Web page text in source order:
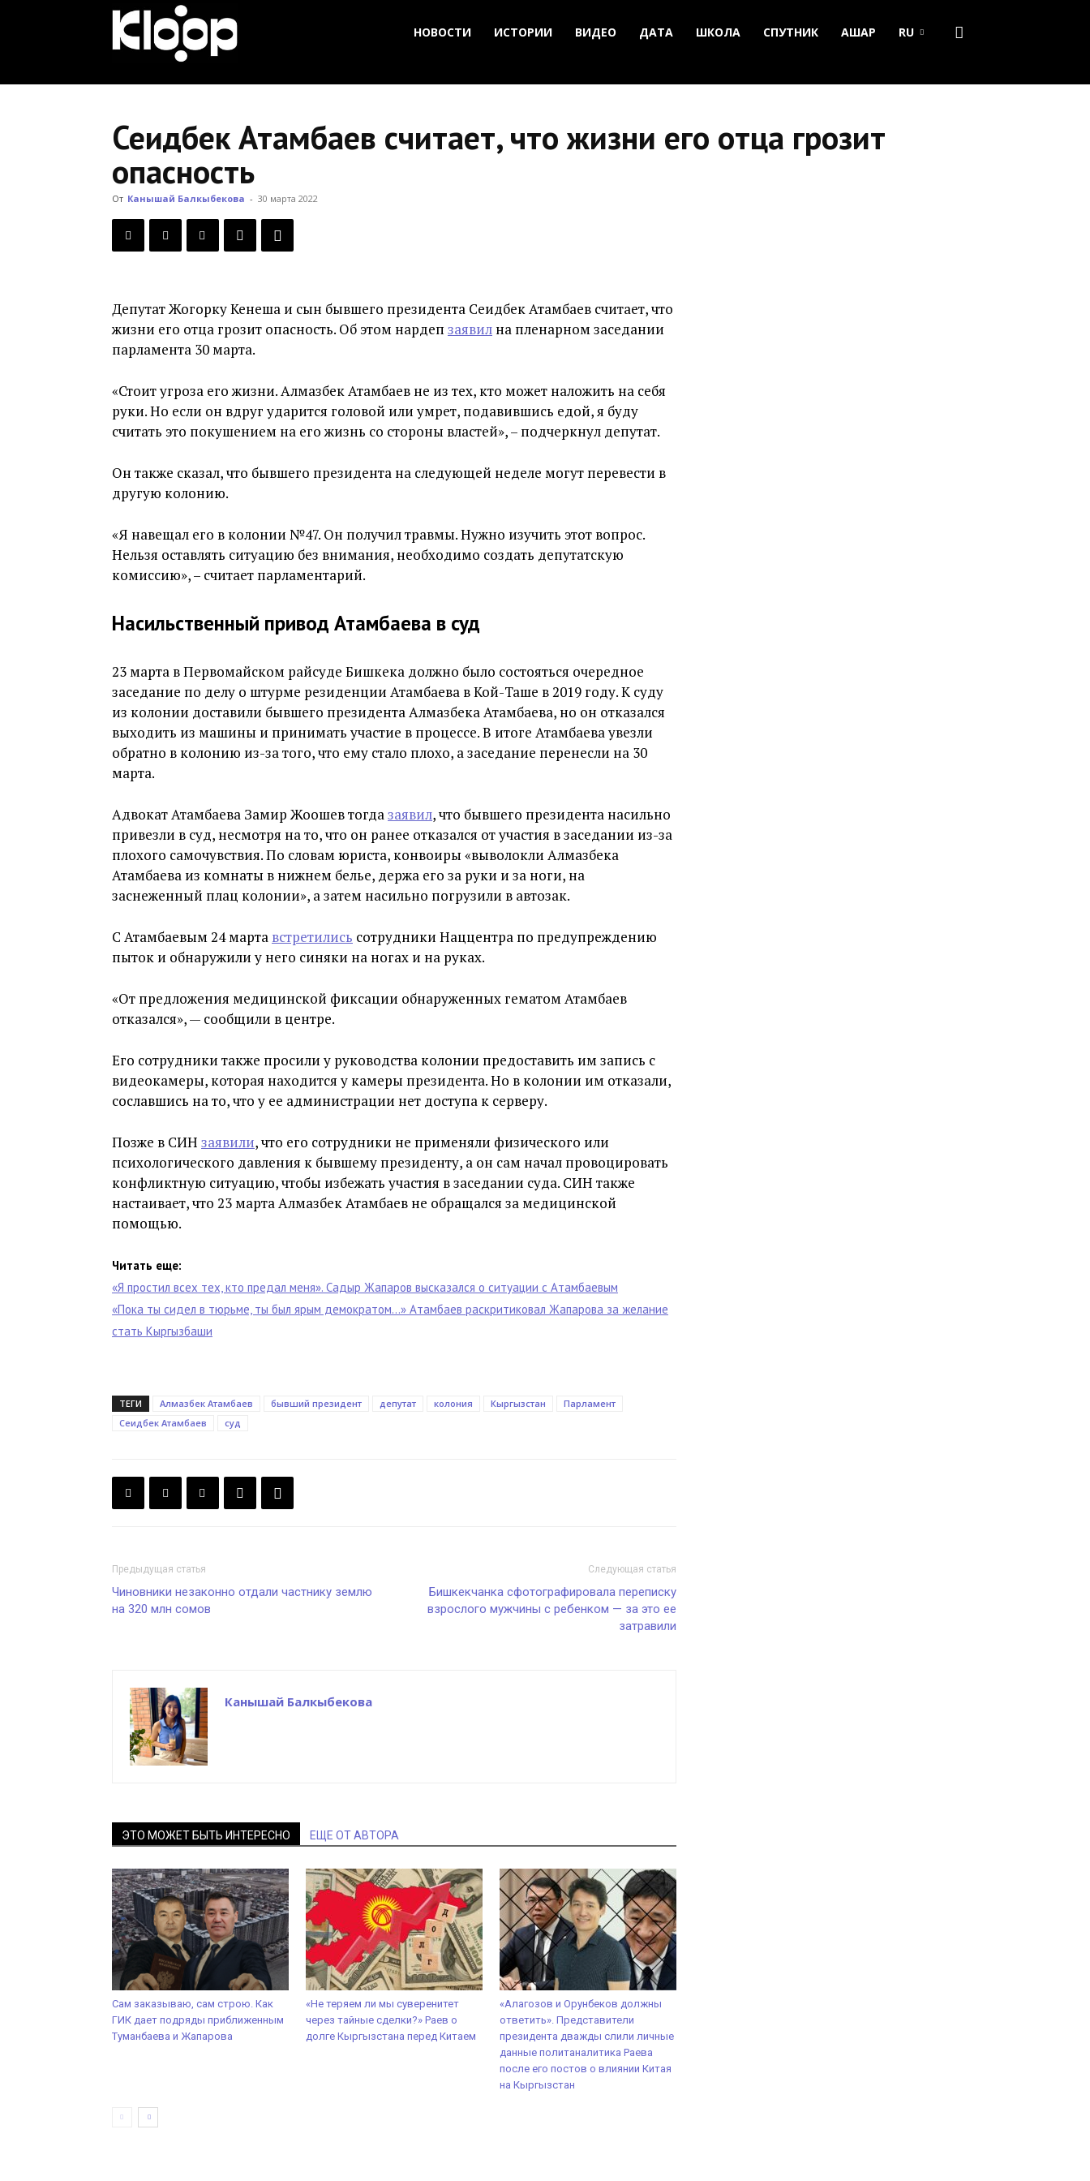
Кыргызстана
НОВОСТИ ИСТОРИИ ВИДЕО ДАТА ШКОЛА СПУТНИК АШАР RU
Сеидбек Атамбаев считает, что жизни его отца грозит
опасность
От Канышай Балкыбекова - 30 марта 2022
Депутат Жогорку Кенеша и сын бывшего президента Сеидбек Атамбаев считает, что
жизни его отца грозит опасность. Об этом нардеп заявил на пленарном заседании
парламента 30 марта.
«Стоит угроза его жизни. Алмазбек Атамбаев не из тех, кто может наложить на себя
руки. Но если он вдруг ударится головой или умрет, подавившись едой, я буду
считать это покушением на его жизнь со стороны властей», – подчеркнул депутат.
Он также сказал, что бывшего президента на следующей неделе могут перевести в
другую колонию.
«Я навещал его в колонии №47. Он получил травмы. Нужно изучить этот вопрос.
Нельзя оставлять ситуацию без внимания, необходимо создать депутатскую
комиссию», – считает парламентарий.
Насильственный привод Атамбаева в суд
23 марта в Первомайском райсуде Бишкека должно было состояться очередное
заседание по делу о штурме резиденции Атамбаева в Кой-Таше в 2019 году. К суду
из колонии доставили бывшего президента Алмазбека Атамбаева, но он отказался
выходить из машины и принимать участие в процессе. В итоге Атамбаева увезли
обратно в колонию из-за того, что ему стало плохо, а заседание перенесли на 30
марта.
Адвокат Атамбаева Замир Жоошев тогдазаявил, что бывшего президента насильно
привезли в суд, несмотря на то, что он ранее отказался от участия в заседании из-за
плохого самочувствия. По словам юриста, конвоиры «выволокли Алмазбека
Атамбаева из комнаты в нижнем белье, держа его за руки и за ноги, на
заснеженный плац колонии», а затем насильно погрузили в автозак.
С Атамбаевым 24 марта встретились сотрудники Наццентра по предупреждению
пыток и обнаружили у него синяки на ногах и на руках.
«От предложения медицинской фиксации обнаруженных гематом Атамбаев
отказался», — сообщили в центре.
Его сотрудники также просили у руководства колонии предоставить им запись с
видеокамеры, которая находится у камеры президента. Но в колонии им отказали,
сославшись на то, что у ее администрации нет доступа к серверу.
Позже в СИН заявили, что его сотрудники не применяли физического или
психологического давления к бывшему президенту, а он сам начал провоцировать
конфликтную ситуацию, чтобы избежать участия в заседании суда. СИН также
настаивает, что 23 марта Алмазбек Атамбаев не обращался за медицинской
помощью.
Читать еще:
«Я простил всех тех, кто предал меня». Садыр Жапаров высказался о ситуации с Атамбаевым
«Пока ты сидел в тюрьме, ты был ярым демократом…» Атамбаев раскритиковал Жапарова за желание
стать Кыргызбаши
ТЕГИ Алмазбек Атамбаев бывший президент депутат колония Кыргызстан
Парламент
Сеидбек Атамбаев
суд
Предыдущая статья
Чиновники незаконно отдали частнику землю
на 320 млн сомов
Следующая статья
Бишкекчанка сфотографировала переписку
взрослого мужчины с ребенком — за это ее
затравили
Канышай Балкыбекова
ЭТО МОЖЕТ БЫТЬ ИНТЕРЕСНО ЕЩЕ ОТ АВТОРА
Сам заказываю, сам строю. Как
ГИК дает подряды приближенным
Туманбаева и Жапарова
«Не теряем ли мы суверенитет
через тайные сделки?» Раев о
долге Кыргызстана перед Китаем
«Алагозов и Орунбеков должны
ответить». Представители
президента дважды слили личные
данные политаналитика Раева
после его постов о влиянии Китая
на Кыргызстан